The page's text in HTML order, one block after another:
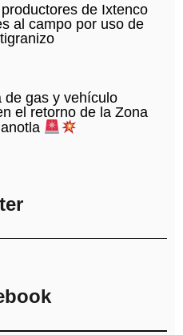
de Ixtenco
al campo por uso de
de gas y vehículo
el retorno de la Zona